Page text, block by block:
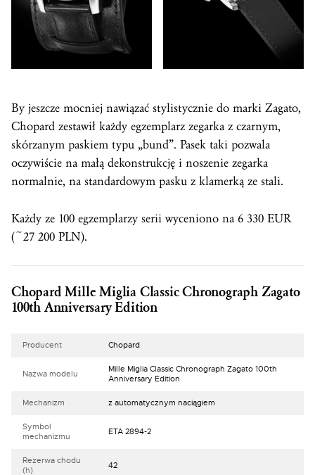
By jeszcze mocniej nawiązać stylistycznie do marki Zagato,
Chopard zestawił każdy egzemplarz zegarka z czarnym,
skórzanym paskiem typu „bund”. Pasek taki pozwala
oczywiście na małą dekonstrukcję i noszenie zegarka
normalnie, na standardowym pasku z klamerką ze stali.
Każdy ze 100 egzemplarzy serii wyceniono na 6 330 EUR
(~27 200 PLN).
Chopard Mille Miglia Classic Chronograph Zagato
100th Anniversary Edition
Producent Chopard
Nazwa modelu
Mille Miglia Classic Chronograph Zagato 100th
Anniversary Edition
Mechanizm z automatycznym naciągiem
Symbol
mechanizmu
ETA 2894-2
Rezerwa chodu
(h)
42